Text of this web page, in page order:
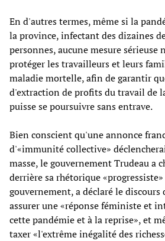
En d'autres termes, même si la
la province, infectant des dizaines
personnes, aucune mesure sérieuse
protéger les travailleurs et leurs
maladie mortelle, afin de garantir
d'extraction de profits du travail de
puisse se poursuivre sans entrave.
Bien conscient qu'une annonce
d'«immunité collective»
masse, le gouvernement Trudeau a
derrière sa rhétorique
gouvernement, a déclaré le
assurer une «réponse féministe et
cette pandémie et à la reprise», et
taxer «l'extrême inégalité des